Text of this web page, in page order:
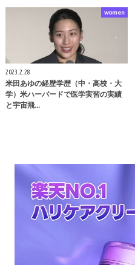
women
2023.2.28
米田あゆの経歴学歴（中・高校・大
学）米ハーバードで医学実習の実績
と宇宙飛…